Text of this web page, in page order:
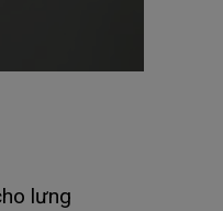
lưng